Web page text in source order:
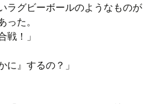
ラグビーボールのようなものが
た。
戦！」
に』するの？」